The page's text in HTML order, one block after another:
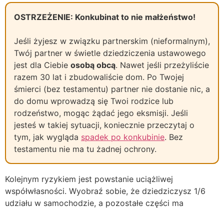
OSTRZEŻENIE: Konkubinat to nie małżeństwo!
Jeśli żyjesz w związku partnerskim (nieformalnym),
Twój partner w świetle dziedziczenia ustawowego
jest dla Ciebie osobą obcą. Nawet jeśli przeżyliście
razem 30 lat i zbudowaliście dom. Po Twojej
śmierci (bez testamentu) partner nie dostanie nic, a
do domu wprowadzą się Twoi rodzice lub
rodzeństwo, mogąc żądać jego eksmisji. Jeśli
jesteś w takiej sytuacji, koniecznie przeczytaj o
tym, jak wygląda spadek po konkubinie. Bez
testamentu nie ma tu żadnej ochrony.
Kolejnym ryzykiem jest powstanie uciążliwej
współwłasności. Wyobraź sobie, że dziedziczysz 1/6
udziału w samochodzie, a pozostałe części ma